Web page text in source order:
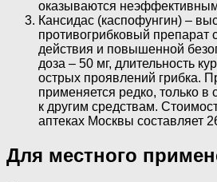
оказываются
Кансидас (каспофунгин) –
противогрибковый препарат
действия и повышенной
доза – 50 мг, длительность
острых проявлений грибка.
применяется редко, только в
к другим средствам.
аптеках Москвы составляет
Для местного